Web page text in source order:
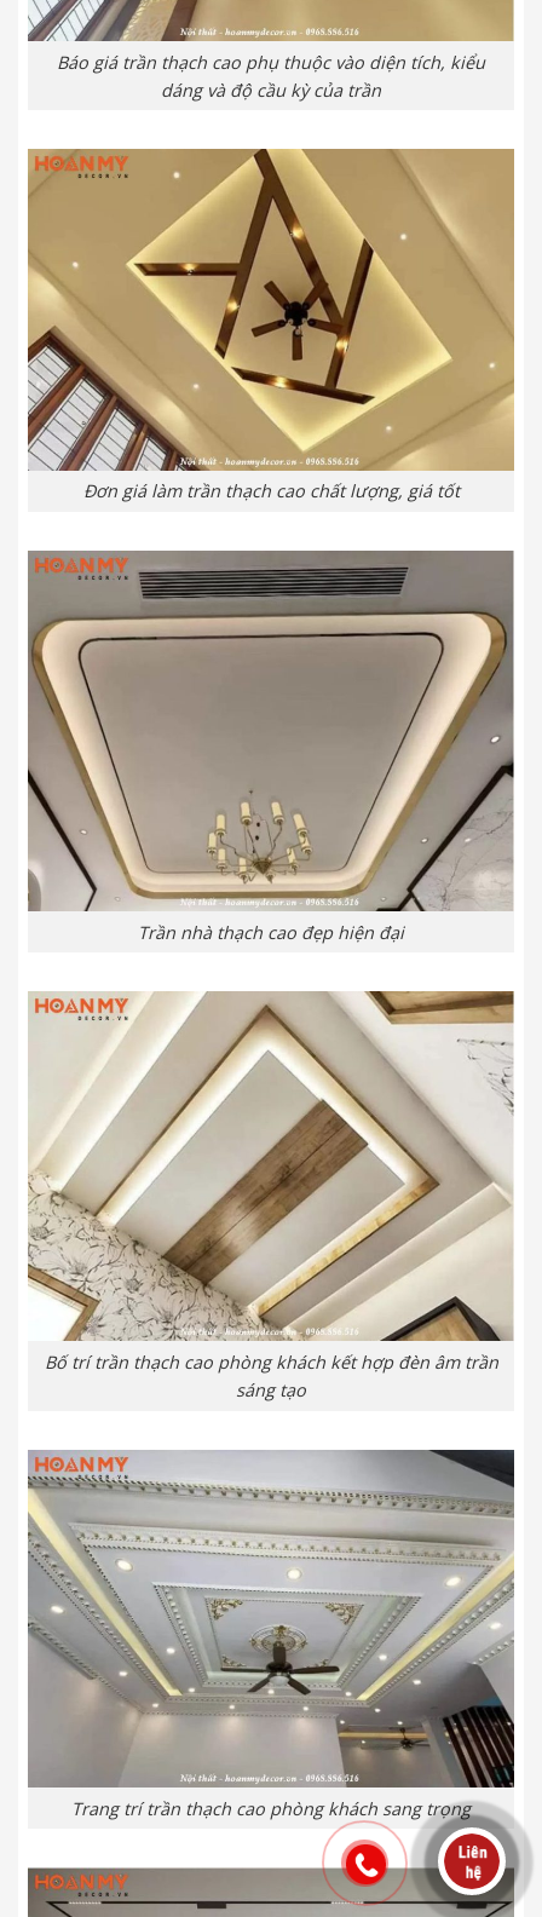
Báo giá trần thạch cao phụ thuộc vào diện tích, kiểu
dáng và độ cầu kỳ của trần
Đơn giá làm trần thạch cao chất lượng, giá tốt
Trần nhà thạch cao đẹp hiện đại
Bố trí trần thạch cao phòng khách kết hợp đèn âm trần
sáng tạo
Trang trí trần thạch cao phòng khách sang trọng